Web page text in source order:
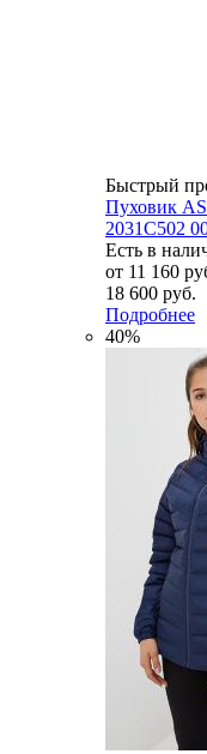
Быстрый
Пуховик
2031C502
Есть в
от 11 160
18 600 руб.
Подробнее
40%